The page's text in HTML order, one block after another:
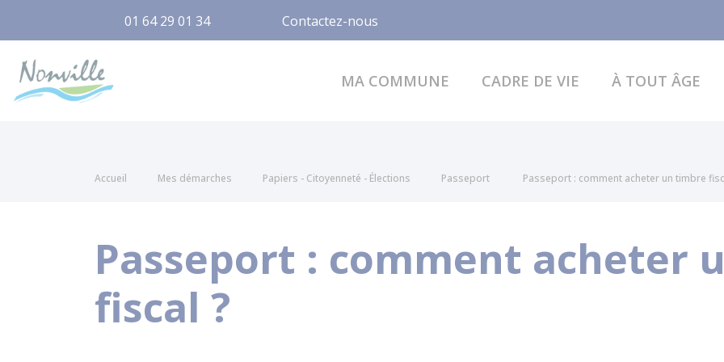
01 64 29 01 34 Contactez-nous
MA COMMUNE CADRE DE VIE À TOUT ÂGE
Accueil Mes démarches Papiers - Citoyenneté - Élections Passeport Passeport : comment acheter un timbre
Passeport : comment acheter
fiscal ?